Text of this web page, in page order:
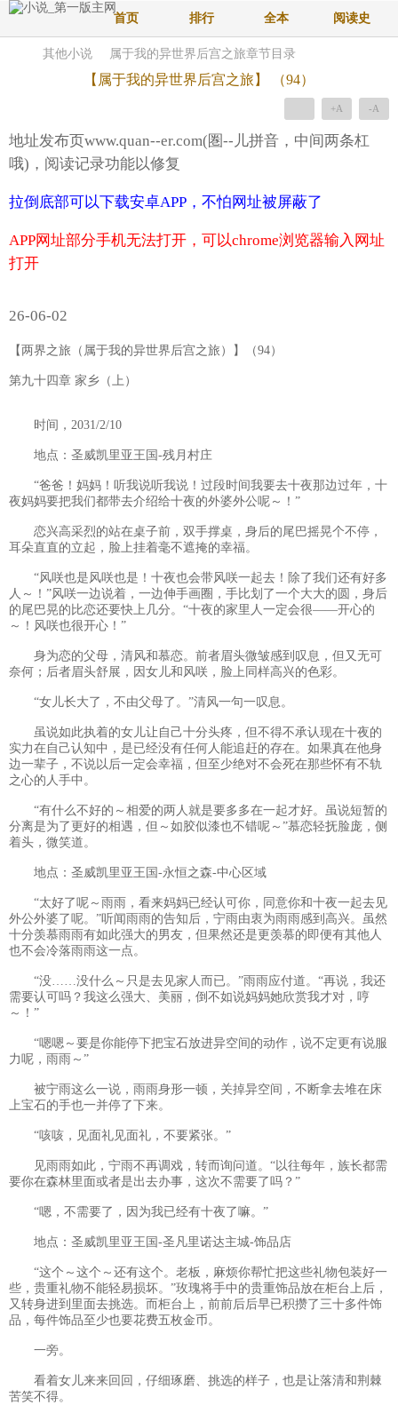
首页 排行 全本 阅读史
其他小说 属于我的异世界后宫之旅章节目录
【属于我的异世界后宫之旅】 （94）
+A -A
地址发布页www.quan--er.com(圏--儿拼音，中间两条杠
哦)，阅读记录功能以修复
拉倒底部可以下载安卓APP，不怕网址被屏蔽了
APP网址部分手机无法打开，可以chrome浏览器输入网址
打开
26-06-02
【两界之旅（属于我的异世界后宫之旅）】（94）
第九十四章 家乡（上）
时间，2031/2/10
地点：圣威凯里亚王国-残月村庄
“爸爸！妈妈！听我说听我说！过段时间我要去十夜那边过年，十
夜妈妈要把我们都带去介绍给十夜的外婆外公呢～！”
恋兴高采烈的站在桌子前，双手撑桌，身后的尾巴摇晃个不停，
耳朵直直的立起，脸上挂着毫不遮掩的幸福。
“风咲也是风咲也是！十夜也会带风咲一起去！除了我们还有好多
人～！”风咲一边说着，一边伸手画圈，手比划了一个大大的圆，身后
的尾巴晃的比恋还要快上几分。“十夜的家里人一定会很——开心的
～！风咲也很开心！”
身为恋的父母，清风和慕恋。前者眉头微皱感到叹息，但又无可
奈何；后者眉头舒展，因女儿和风咲，脸上同样高兴的色彩。
“女儿长大了，不由父母了。”清风一句一叹息。
虽说如此执着的女儿让自己十分头疼，但不得不承认现在十夜的
实力在自己认知中，是已经没有任何人能追赶的存在。如果真在他身
边一辈子，不说以后一定会幸福，但至少绝对不会死在那些怀有不轨
之心的人手中。
“有什么不好的～相爱的两人就是要多多在一起才好。虽说短暂的
分离是为了更好的相遇，但～如胶似漆也不错呢～”慕恋轻抚脸庞，侧
着头，微笑道。
地点：圣威凯里亚王国-永恒之森-中心区域
“太好了呢～雨雨，看来妈妈已经认可你，同意你和十夜一起去见
外公外婆了呢。”听闻雨雨的告知后，宁雨由衷为雨雨感到高兴。虽然
十分羡慕雨雨有如此强大的男友，但果然还是更羡慕的即便有其他人
也不会冷落雨雨这一点。
“没……没什么～只是去见家人而已。”雨雨应付道。“再说，我还
需要认可吗？我这么强大、美丽，倒不如说妈妈她欣赏我才对，哼
～！”
“嗯嗯～要是你能停下把宝石放进异空间的动作，说不定更有说服
力呢，雨雨～”
被宁雨这么一说，雨雨身形一顿，关掉异空间，不断拿去堆在床
上宝石的手也一并停了下来。
“咳咳，见面礼见面礼，不要紧张。”
见雨雨如此，宁雨不再调戏，转而询问道。“以往每年，族长都需
要你在森林里面或者是出去办事，这次不需要了吗？”
“嗯，不需要了，因为我已经有十夜了嘛。”
地点：圣威凯里亚王国-圣凡里诺达主城-饰品店
“这个～这个～还有这个。老板，麻烦你帮忙把这些礼物包装好一
些，贵重礼物不能轻易损坏。”玫瑰将手中的贵重饰品放在柜台上后，
又转身进到里面去挑选。而柜台上，前前后后早已积攒了三十多件饰
品，每件饰品至少也要花费五枚金币。
一旁。
看着女儿来来回回，仔细琢磨、挑选的样子，也是让落清和荆棘
苦笑不得。